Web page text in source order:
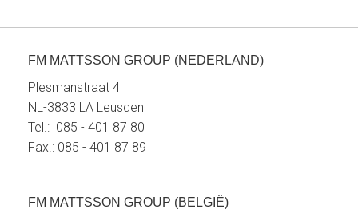
FM MATTSSON GROUP (NEDERLAND)
Plesmanstraat 4
NL-3833 LA Leusden
Tel.: 085 - 401 87 80
Fax.: 085 - 401 87 89
FM MATTSSON GROUP (BELGIË)